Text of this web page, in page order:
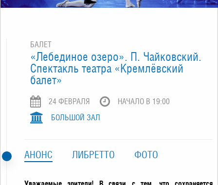
БАЛЕТ
«Лебединое озеро». П. Чайковский.
Спектакль театра «Кремлёвский
балет»
24 ФЕВРАЛЯ
НАЧАЛО В 19:00
БОЛЬШОЙ ЗАЛ
АНОНС ЛИБРЕТТО ФОТО